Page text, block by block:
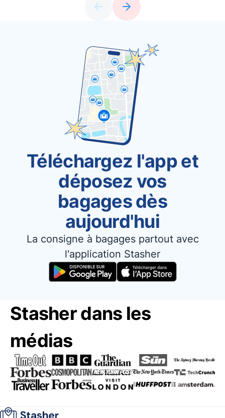
Téléchargez l'app et
déposez vos
bagages dès
aujourd'hui
La consigne à bagages partout avec
l'application Stasher
Stasher dans les
médias